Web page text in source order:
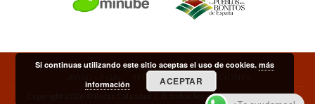
HOME BLOG CONTACTO OPINIONES
PARTNERS
TÉRMINOS Y CONDICIONES
Copyright 2026 © Rutas Calambur C. B. todos los derechos reservados.
Si continuas utilizando este sitio aceptas el uso de cookies.más
información
ACEPTAR